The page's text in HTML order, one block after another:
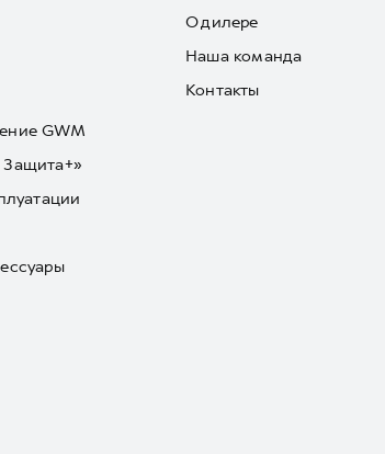
GWM
О дилере
Наша команда
Контакты